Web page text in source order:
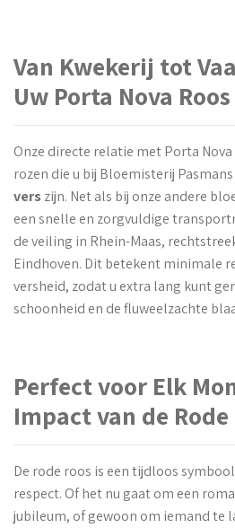
Van Kwekerij tot
Uw Porta Nova Roos
Onze directe relatie met Porta
rozen die u bij Bloemisterij
verszijn. Net als bij onze andere
een snelle en zorgvuldige
de veiling in Rhein-Maas,
Eindhoven. Dit betekent minimale
versheid, zodat u extra lang kunt
schoonheid en de fluweelzachte
Perfect voor Elk
Impact van de Rode
De rode roos is een tijdloos
respect. Of het nu gaat om een
jubileum, of gewoon om iemand te